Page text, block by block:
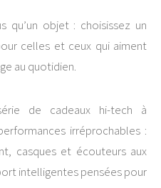
qu’un objet : choisissez un
celles et ceux qui aiment
au quotidien.
de cadeaux hi-tech à
irréprochables :
casques et écouteurs aux
intelligentes pensées pour